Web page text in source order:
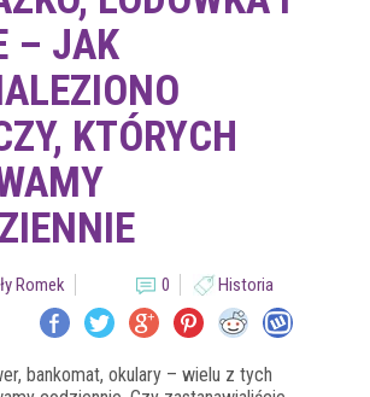
– JAK
KTÓRYCH
Romek 0 Historia
bankomat, okulary – wielu z tych